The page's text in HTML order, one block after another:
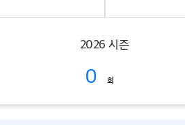
2026 시즌
0 회